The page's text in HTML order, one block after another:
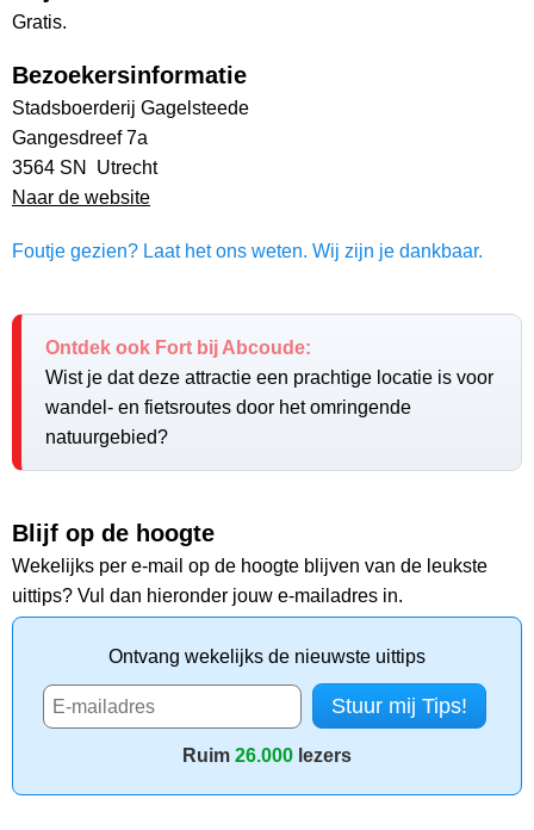
Gratis.
Bezoekersinformatie
Stadsboerderij Gagelsteede
Gangesdreef 7a
3564 SN Utrecht
Naar de website
Foutje gezien? Laat het ons weten. Wij zijn je dankbaar.
Ontdek ook Fort bij Abcoude:
Wist je dat deze attractie een prachtige locatie is voor
wandel- en fietsroutes door het omringende
natuurgebied?
Blijf op de hoogte
Wekelijks per e-mail op de hoogte blijven van de leukste
uittips? Vul dan hieronder jouw e-mailadres in.
Ontvang wekelijks de nieuwste uittips
Ruim 26.000 lezers